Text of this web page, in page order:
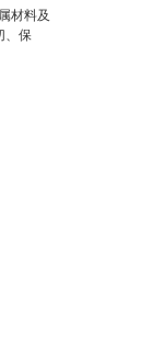
材料及
、保